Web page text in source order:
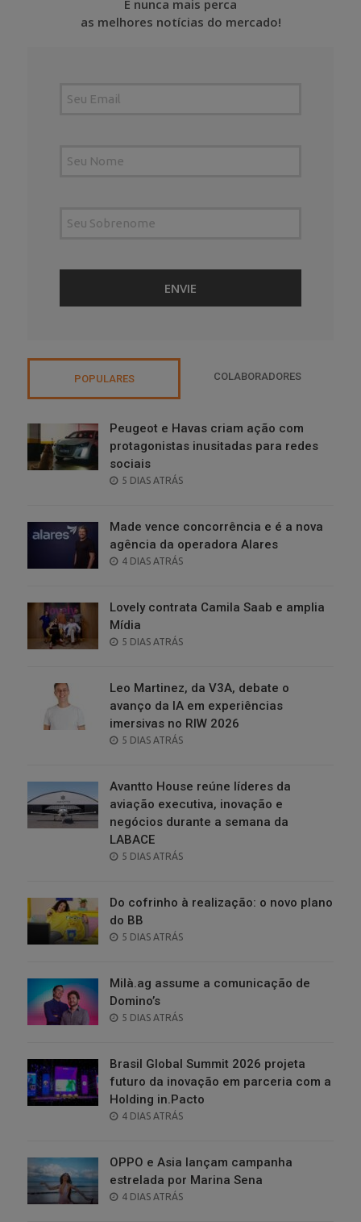
E nunca mais perca
as melhores notícias do mercado!
POPULARES COLABORADORES
Peugeot e Havas criam ação com
protagonistas inusitadas para redes
sociais
POSTED
5 DIAS ATRÁS
Made vence concorrência e é a nova
agência da operadora Alares
POSTED
4 DIAS ATRÁS
Lovely contrata Camila Saab e amplia
Mídia
POSTED
5 DIAS ATRÁS
Leo Martinez, da V3A, debate o
avanço da IA em experiências
imersivas no RIW 2026
POSTED
5 DIAS ATRÁS
Avantto House reúne líderes da
aviação executiva, inovação e
negócios durante a semana da
LABACE
POSTED
5 DIAS ATRÁS
Do cofrinho à realização: o novo plano
do BB
POSTED
5 DIAS ATRÁS
Milà.ag assume a comunicação de
Domino’s
POSTED
5 DIAS ATRÁS
Brasil Global Summit 2026 projeta
futuro da inovação em parceria com a
Holding in.Pacto
POSTED
4 DIAS ATRÁS
OPPO e Asia lançam campanha
estrelada por Marina Sena
POSTED
4 DIAS ATRÁS